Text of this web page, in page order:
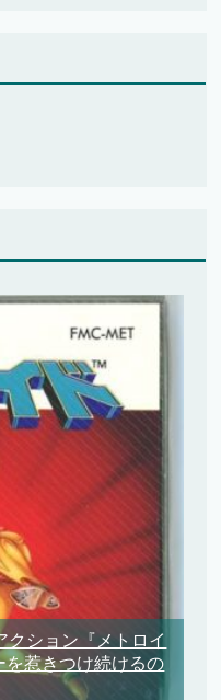
クション『メトロイ
を惹きつけ続けるの